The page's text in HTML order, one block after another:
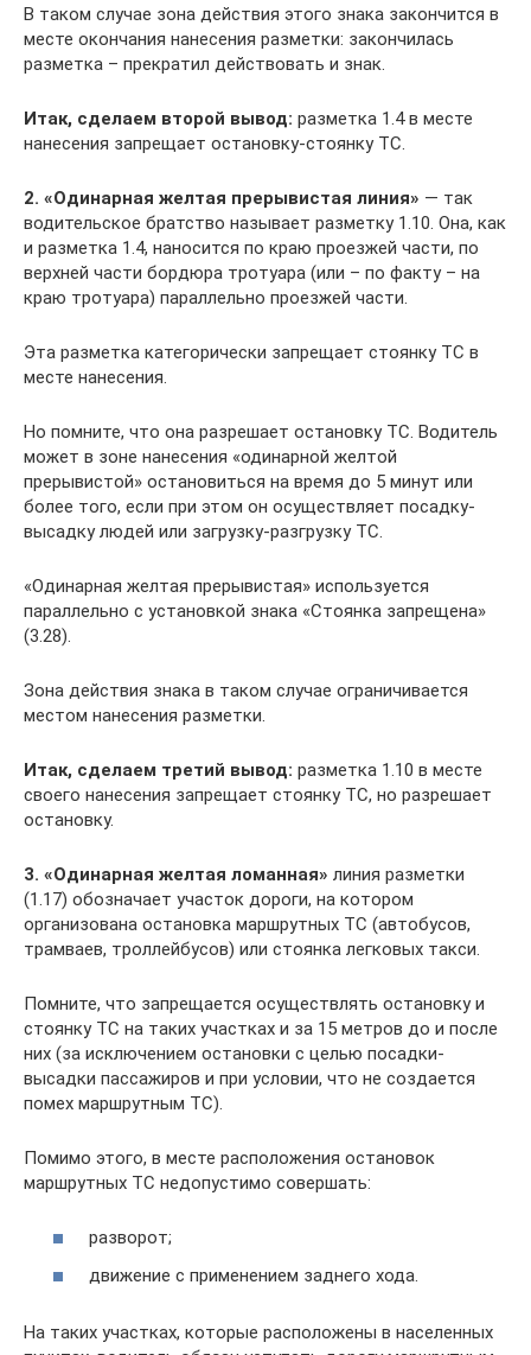
В таком случае зона действия этого знака закончится в
месте окончания нанесения разметки: закончилась
разметка – прекратил действовать и знак.
Итак, сделаем второй вывод: разметка 1.4 в месте
нанесения запрещает остановку-стоянку ТС.
2. «Одинарная желтая прерывистая линия» — так
водительское братство называет разметку 1.10. Она, как
и разметка 1.4, наносится по краю проезжей части, по
верхней части бордюра тротуара (или – по факту – на
краю тротуара) параллельно проезжей части.
Эта разметка категорически запрещает стоянку ТС в
месте нанесения.
Но помните, что она разрешает остановку ТС. Водитель
может в зоне нанесения «одинарной желтой
прерывистой» остановиться на время до 5 минут или
более того, если при этом он осуществляет посадку-
высадку людей или загрузку-разгрузку ТС.
«Одинарная желтая прерывистая» используется
параллельно с установкой знака «Стоянка запрещена»
(3.28).
Зона действия знака в таком случае ограничивается
местом нанесения разметки.
Итак, сделаем третий вывод: разметка 1.10 в месте
своего нанесения запрещает стоянку ТС, но разрешает
остановку.
3. «Одинарная желтая ломанная» линия разметки
(1.17) обозначает участок дороги, на котором
организована остановка маршрутных ТС (автобусов,
трамваев, троллейбусов) или стоянка легковых такси.
Помните, что запрещается осуществлять остановку и
стоянку ТС на таких участках и за 15 метров до и после
них (за исключением остановки с целью посадки-
высадки пассажиров и при условии, что не создается
помех маршрутным ТС).
Помимо этого, в месте расположения остановок
маршрутных ТС недопустимо совершать:
разворот;
движение с применением заднего хода.
На таких участках, которые расположены в населенных